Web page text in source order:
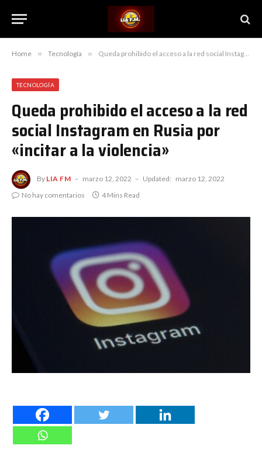
Home » Tecnología » Queda prohibido el acceso a la red social Instagram en Rusia por «incitar a la violencia»
TECNOLOGÍA
Queda prohibido el acceso a la red
social Instagram en Rusia por
«incitar a la violencia»
By LIA FM marzo 12, 2022 Updated: marzo 12, 2022
No hay comentarios
4 Mins Read